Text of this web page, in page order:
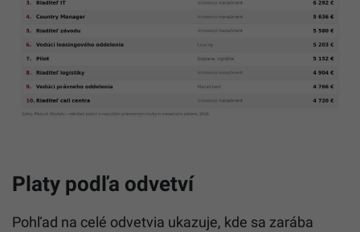
Platy podľa odvetví
Pohľad na celé odvetvia ukazuje, kde sa zarába